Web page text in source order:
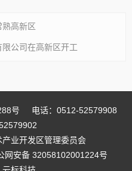
高新区
公司在高新区开工
号
电话：0512-52579908
业开发区管理委员会
网安备 32058102001224号